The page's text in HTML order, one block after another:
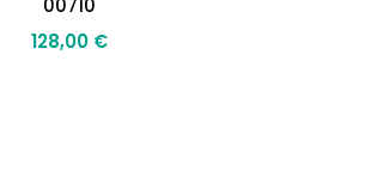
00710
128,00 €